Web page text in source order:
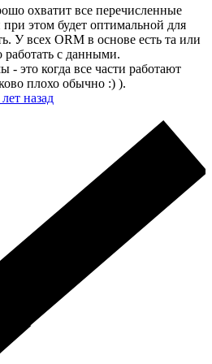
охватит все перечисленные
этом будет оптимальной для
У всех ORM в основе есть та или
работать с данными.
- это когда все части работают
плохо обычно :) ).
назад